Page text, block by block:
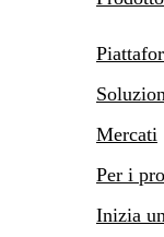
Mercati
Per i
Inizia